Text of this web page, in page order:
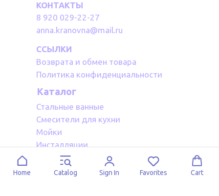
Home Catalog Sign In Favorites Cart
КОНТАКТЫ
8 920 029-22-27
anna.kranovna@mail.ru
ССЫЛКИ
Возврата и обмен товара
Политика конфиденциальности
Каталог
Стальные ванные
Смесители для кухни
Мойки
Инсталляции
Акриловые ванные
Полотенцесушители водяные